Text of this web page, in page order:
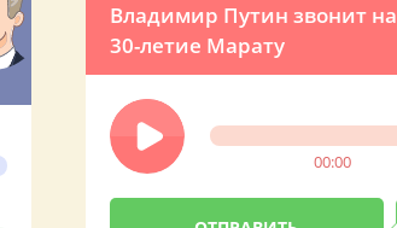
Владимир Путин звонит на
30-летие Марату
00:00